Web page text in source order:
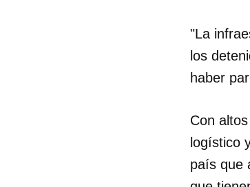
"La
los
haber
Con
logístico
país que